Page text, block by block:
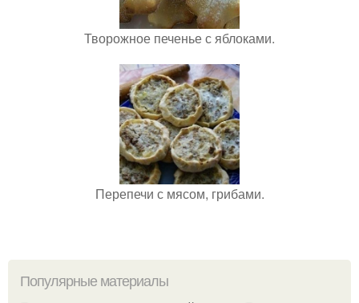
Творожное печенье с яблоками.
Перепечи с мясом, грибами.
Популярные материалы